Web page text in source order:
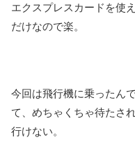
エクスプレスカードを使
だけなので楽。
今回は飛行機に乗ったん
て、めちゃくちゃ待たさ
行けない。